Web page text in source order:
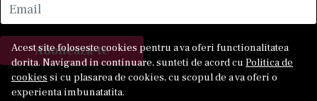
Acest site foloseste cookies pentru a va oferi functionalitatea
dorita. Navigand in continuare, sunteti de acord cu Politica de
cookies si cu plasarea de cookies, cu scopul de a va oferi o
experienta imbunatatita.
Email
Aboneaza-te